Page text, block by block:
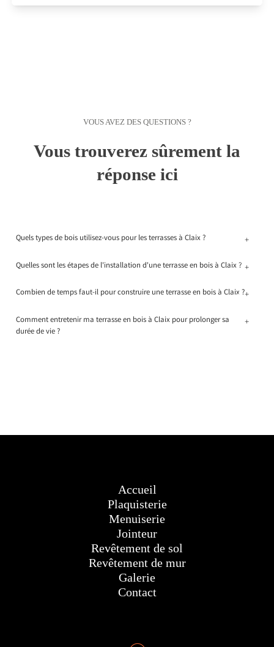
VOUS AVEZ DES QUESTIONS ?
Vous trouverez sûrement la
réponse ici
Quels types de bois utilisez-vous pour les terrasses à Claix ? +
Quelles sont les étapes de l'installation d'une terrasse en bois à Claix ? +
Combien de temps faut-il pour construire une terrasse en bois à Claix ?+
Comment entretenir ma terrasse en bois à Claix pour prolonger sa
durée de vie ?
+
Accueil
Plaquisterie
Menuiserie
Jointeur
Revêtement de sol
Revêtement de mur
Galerie
Contact